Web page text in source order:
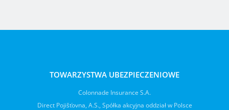
TOWARZYSTWA UBEZPIECZENIOWE
Colonnade Insurance S.A.
Direct Pojišťovna, A.S., Spółka akcyjna oddział w Polsce